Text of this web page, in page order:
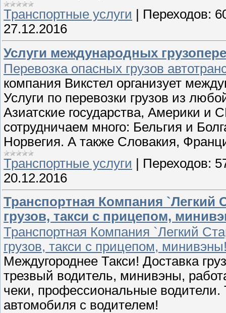
Транспортные услуги
Переходов:
27.12.2016
Услуги международных
Перевозка опасных грузов
компания Викстел организует
Услуги по перевозки грузов из
Азиатские государства, Америки и
сотрудничаем много: Бельгия и
Норвегия. А также Словакия,
Транспортные услуги | Переходов:
20.12.2016
Транспортная Компания `Легкий
грузов, такси с прицепом,
Транспортная Компания `Легкий
грузов, такси с прицепом,
Междугороднее Такси! Доставка
трезвый водитель, минивэны,
чеки, профессиональные
автомобиля с водителем!